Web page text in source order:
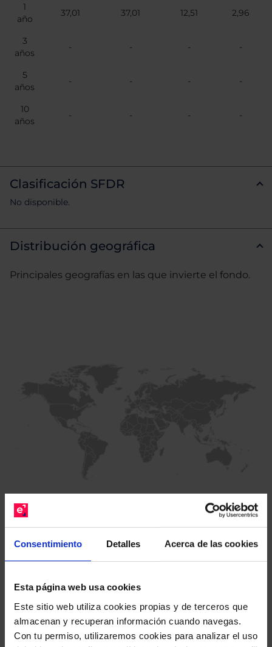
Consentimiento Detalles Acerca de las cookies
Esta página web usa cookies
Este sitio web utiliza cookies propias y de terceros que
almacenan y recuperan información cuando navegas.
Con tu permiso, utilizaremos cookies para analizar el uso
1
año
37,01 37,01 12,51 2,96
3
años
- - - -
5
años
- - - -
10
años
- - - -
Clasificación SFDR
No disponible.
Distribución geográfica
Principales geografías en las que invierte el fondo.
Distribución geográfica
Otros